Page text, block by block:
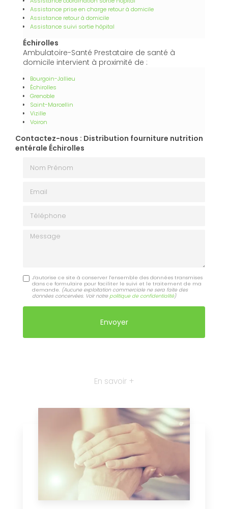
Assistance prise en charge retour à domicile
Assistance retour à domicile
Assistance suivi sortie hôpital
Échirolles
Ambulatoire-Santé Prestataire de santé à
domicile intervient à proximité de :
Bourgoin-Jallieu
Échirolles
Grenoble
Saint-Marcellin
Vizille
Voiron
Contactez-nous : Distribution fourniture nutrition
entérale Échirolles
Message
J'autorise ce site à conserver l'ensemble des données transmises
dans ce formulaire pour faciliter le suivi et le traitement de ma
demande. (Aucune exploitation commerciale ne sera faite des
données concervées. Voir notre politique de confidentialité)
En savoir +